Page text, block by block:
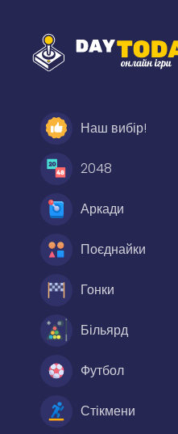
Наш вибір!
2048
Аркади
Поєднайки
Гонки
Більярд
Футбол
Стікмени